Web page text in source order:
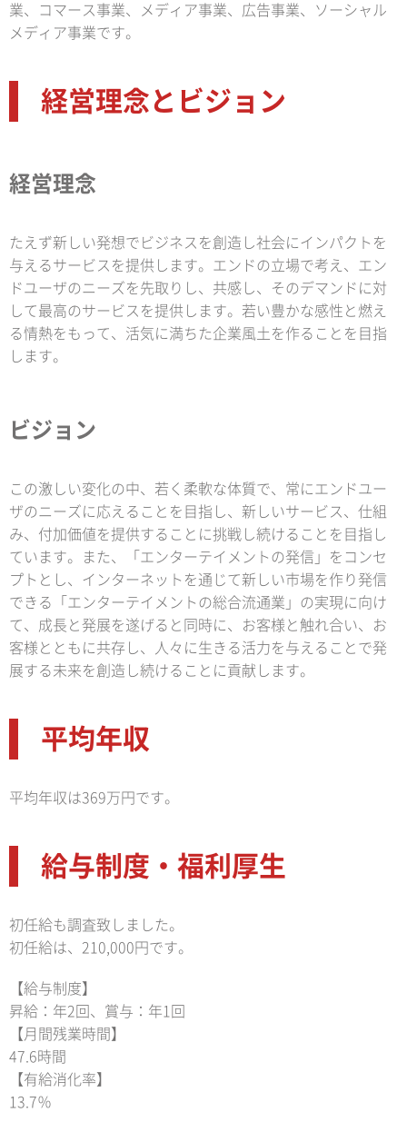
業、コマース事業、メディア事業、広告事業、ソーシャル
メディア事業です。
経営理念とビジョン
経営理念
たえず新しい発想でビジネスを創造し社会にインパクトを
与えるサービスを提供します。エンドの立場で考え、エン
ドユーザのニーズを先取りし、共感し、そのデマンドに対
して最高のサービスを提供します。若い豊かな感性と燃え
る情熱をもって、活気に満ちた企業風土を作ることを目指
します。
ビジョン
この激しい変化の中、若く柔軟な体質で、常にエンドユー
ザのニーズに応えることを目指し、新しいサービス、仕組
み、付加価値を提供することに挑戦し続けることを目指し
ています。また、「エンターテイメントの発信」をコンセ
プトとし、インターネットを通じて新しい市場を作り発信
できる「エンターテイメントの総合流通業」の実現に向け
て、成長と発展を遂げると同時に、お客様と触れ合い、お
客様とともに共存し、人々に生きる活力を与えることで発
展する未来を創造し続けることに貢献します。
平均年収
平均年収は369万円です。
給与制度・福利厚生
初任給も調査致しました。
初任給は、210,000円です。
【給与制度】
昇給：年2回、賞与：年1回
【月間残業時間】
47.6時間
【有給消化率】
13.7％